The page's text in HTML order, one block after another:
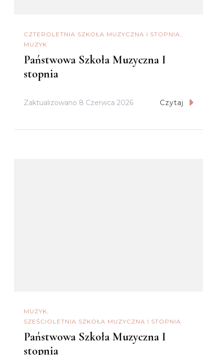
CZTEROLETNIA SZKOŁA MUZYCZNA I STOPNIA
MUZYK
Państwowa Szkoła Muzyczna I
stopnia
Zaktualizowano 8 Czerwca 2026 Czytaj
MUZYK
SZEŚCIOLETNIA SZKOŁA MUZYCZNA I STOPNIA
Państwowa Szkoła Muzyczna I
stopnia